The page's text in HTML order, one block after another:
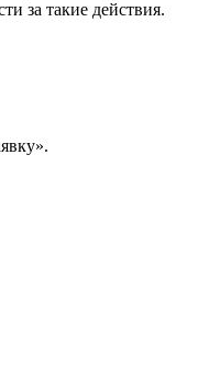
за такие действия.